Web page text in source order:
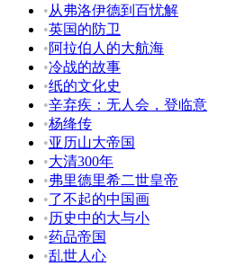
•从弗洛伊德到百忧解
•英国的防卫
•阿拉伯人的大航海
•冷战的故事
•纸的文化史
•辛弃疾：无人会，登临意
•杨绛传
•亚历山大帝国
•大清300年
•弗里德里希二世皇帝
•了不起的中国画
•历史中的大与小
•药品帝国
•乱世人心